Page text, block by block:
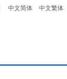
中文简体 中文繁体